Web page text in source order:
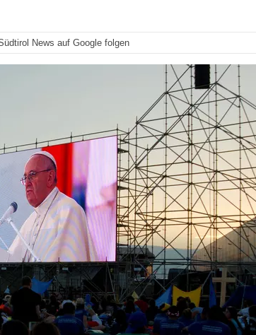
News auf Google folgen